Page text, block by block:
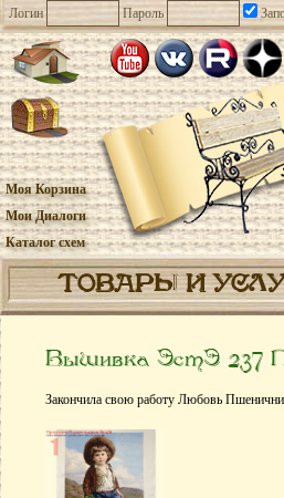
Логин Пароль
Моя Корзина
Мои Диалоги
Каталог схем
ТОВАРЫ И
Вышивка ЭстЭ 237
Закончила свою работу Любовь